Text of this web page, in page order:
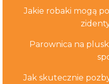
Jakie robaki mogą
Parownica na
Jak skutecznie